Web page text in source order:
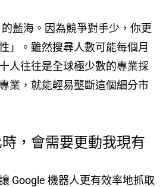
藍海。因為競爭對手少，你更
」。雖然搜尋人數可能每個月
人往往是全球極少數的專業採
業，就能輕易壟斷這個細分市
，會需要更動我現有
Google 機器人更有效率地抓取